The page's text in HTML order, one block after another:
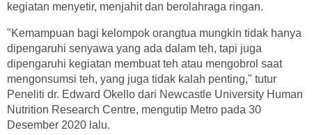
kegiatan menyetir, menjahit dan berolahraga ringan.
"Kemampuan bagi kelompok orangtua mungkin tidak hanya
dipengaruhi senyawa yang ada dalam teh, tapi juga
dipengaruhi kegiatan membuat teh atau mengobrol saat
mengonsumsi teh, yang juga tidak kalah penting," tutur
Peneliti dr. Edward Okello dari Newcastle University Human
Nutrition Research Centre, mengutip Metro pada 30
Desember 2020 lalu.